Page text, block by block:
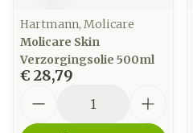
Hartmann, Molicare
Molicare Skin
Verzorgingsolie 500ml
€ 28,79